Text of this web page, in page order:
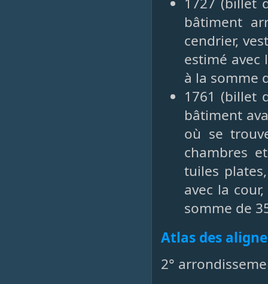
bâtiment
cendrier,
estimé avec
à la somme
1761 (billet
bâtiment
où se
chambres
tuiles
avec la
somme de
Atlas des
2°